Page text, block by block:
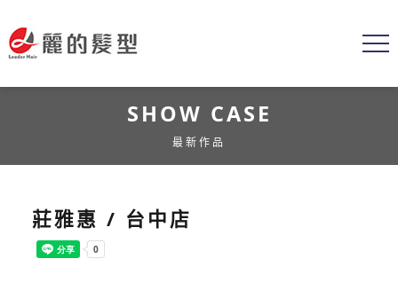
SHOW CASE
最新作品
莊雅惠 / 台中店